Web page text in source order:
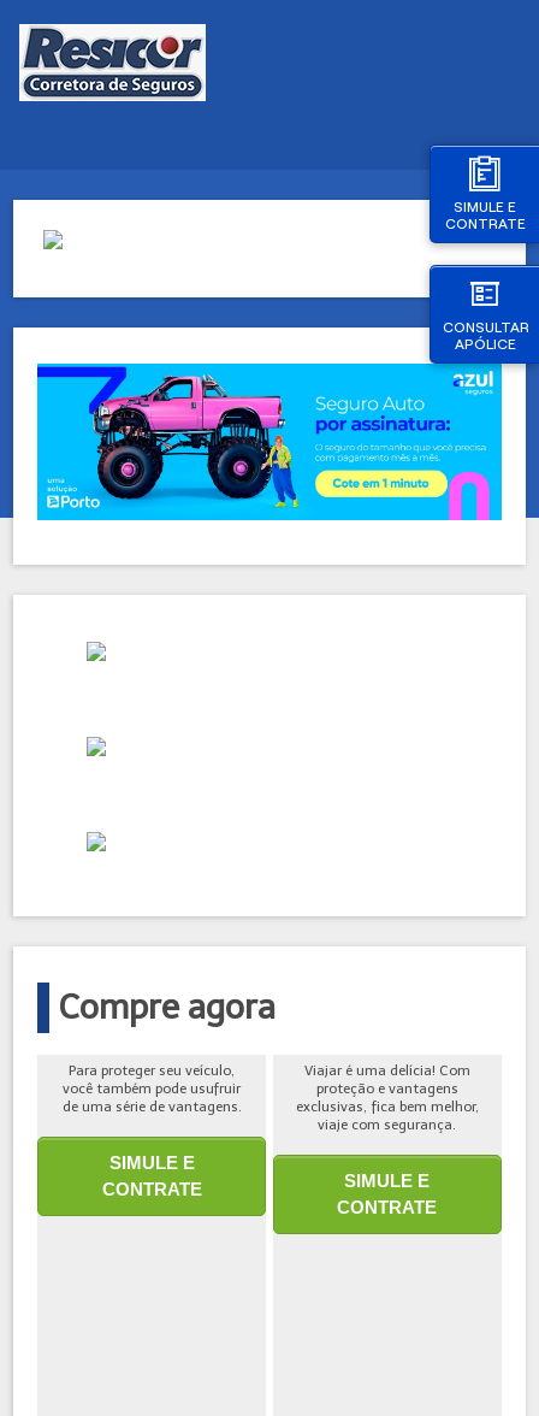
SIMULE E
CONTRATE
CONSULTAR
APÓLICE
Compre agora
Para proteger seu veículo,
você também pode usufruir
de uma série de vantagens.
SIMULE E
CONTRATE
Viajar é uma delícia! Com
proteção e vantagens
exclusivas, fica bem melhor,
viaje com segurança.
SIMULE E
CONTRATE